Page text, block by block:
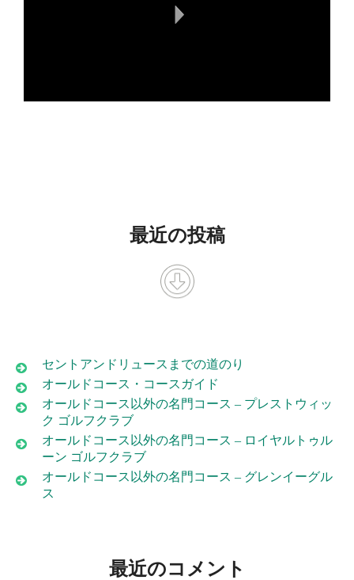
最近の投稿
セントアンドリュースまでの道のり
オールドコース・コースガイド
オールドコース以外の名門コース – プレストウィッ
ク ゴルフクラブ
オールドコース以外の名門コース – ロイヤルトゥル
ーン ゴルフクラブ
オールドコース以外の名門コース – グレンイーグル
ス
最近のコメント